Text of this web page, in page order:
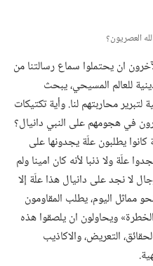
ان يحتملوا سماع رسالتنا من
للعالم المسيحي،‏ يبحث
محاربتهم لنا.‏ وأية تكتيكات
في هجومهم على النبي دانيال؟‏
كانوا يطلبون علّة يجدونها على
علّة ولا ذنبا لأنه كان امينا ولم
لا نجد على دانيال هذا علّة إلا
مماثل اليوم،‏ يطلب المقاومون
ويحاولون ان يلصقوا هذه
التعريض،‏ والاكاذيب